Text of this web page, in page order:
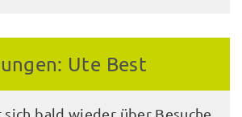
Ute Best
bald wieder über Besuche